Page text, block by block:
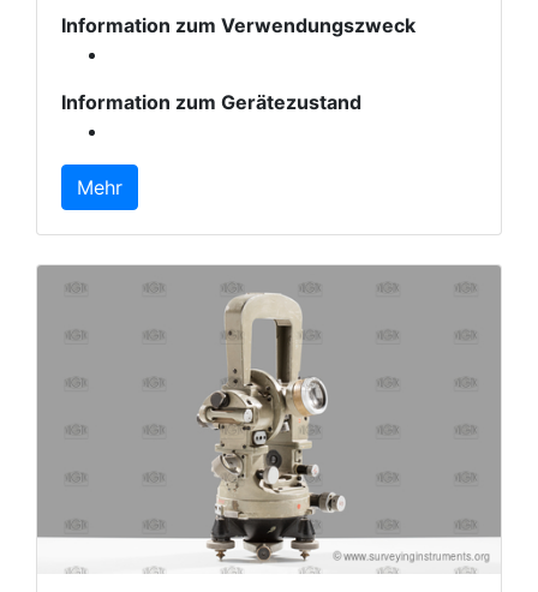
Information zum Verwendungszweck
Information zum Gerätezustand
Mehr